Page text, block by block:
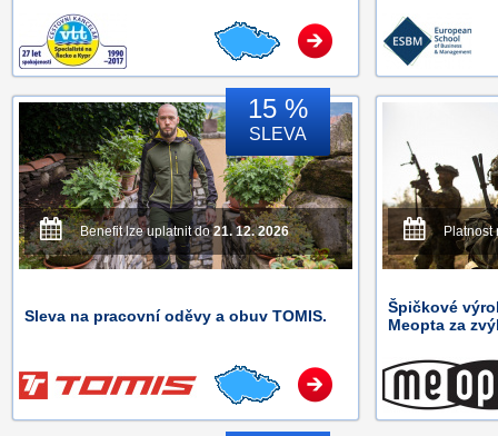
15 %
SLEVA
Benefit lze uplatnit do21. 12. 2026
Sleva na pracovní oděvy a obuv TOMIS.
Platnost
Špičkové
Meopta za